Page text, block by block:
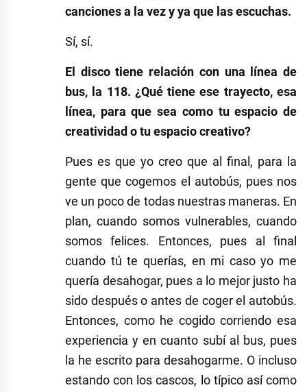
canciones a la vez y ya que las escuchas.
Sí, sí.
El disco tiene relación con una línea de
bus, la 118. ¿Qué tiene ese trayecto, esa
línea, para que sea como tu espacio de
creatividad o tu espacio creativo?
Pues es que yo creo que al final, para la
gente que cogemos el autobús, pues nos
ve un poco de todas nuestras maneras. En
plan, cuando somos vulnerables, cuando
somos felices. Entonces, pues al final
cuando tú te querías, en mi caso yo me
quería desahogar, pues a lo mejor justo ha
sido después o antes de coger el autobús.
Entonces, como he cogido corriendo esa
experiencia y en cuanto subí al bus, pues
la he escrito para desahogarme. O incluso
estando con los cascos, lo típico así como